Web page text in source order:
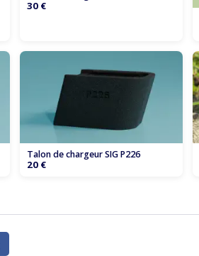
30 €
Talon de chargeur SIG P226
20 €